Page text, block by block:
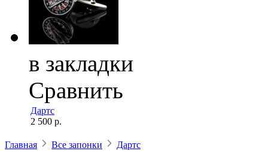
в закладки
Сравнить
Дартс
2 500 р.
Главная Все запонки Дартс